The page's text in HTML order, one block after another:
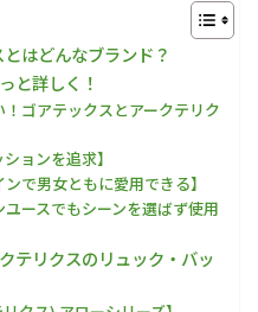
とはどんなブランド？
と詳しく！
！ゴアテックスとアークテリク
ョンを追求】
で男女ともに愛用できる】
ユースでもシーンを選ばず使用
テリクスのリュック・バッ